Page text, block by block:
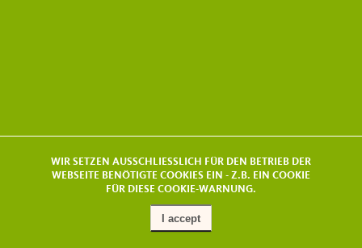
WIR SETZEN AUSSCHLIESSLICH FÜR DEN BETRIEB DER
WEBSEITE BENÖTIGTE COOKIES EIN - Z.B. EIN COOKIE
FÜR DIESE COOKIE-WARNUNG.
I accept